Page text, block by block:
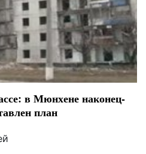
в Мюнхене наконец-
план